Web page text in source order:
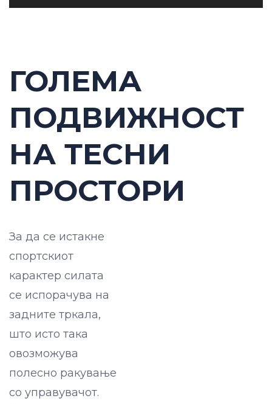
ГОЛЕМА
ПОДВИЖНОСТ
НА ТЕСНИ
ПРОСТОРИ
За да се истакне
спортскиот
карактер силата
се испорачува на
задните тркала,
што исто така
овозможува
полесно ракување
со управувачот.